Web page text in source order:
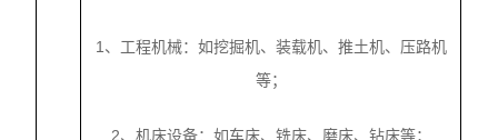
1、工程机械：如挖掘机、装载机、推土机、压路机
等；
2、机床设备：如车床、铣床、磨床、钻床等；